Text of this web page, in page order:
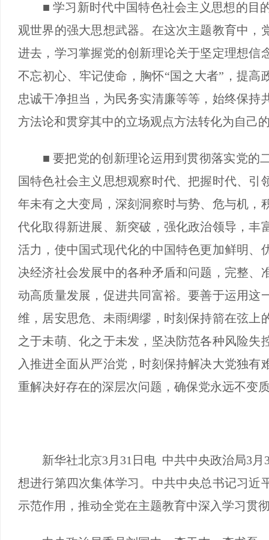
■ 学习新时代中国特色社会主义思想的目
观世界的强大思想武器。在这次主题教育中
进去，学习掌握党的创新理论关于坚定理想
不忘初心、牢记使命，胸怀“国之大者”，提
忠诚干净担当，为民务实清廉等等，始终保
方法论和贯穿其中的立场观点方法转化为自己
■ 要把党的创新理论运用到贯彻落实党的
国特色社会主义思想观察时代、把握时代、
年未有之大变局，深刻洞察时与势、危与机
代化取得新进展、新突破，强化政治领导，
活力，使中国式现代化的中国特色更加鲜明
决经济社会发展中的各种矛盾和问题，完整
动高质量发展，促进共同富裕。要善于运用
维，居安思危、未雨绸缪，时刻保持箭在弦
之于未萌、化之于未发，坚决防范各种风险
入推进全面从严治党，时刻保持解决大党独
重解决好存在的深层次问题，确保党永远不变
新华社北京3月31日电 中共中央政治局3月
想进行第四次集体学习。中共中央总书记习
示范作用，推动全党在主题教育中深入学习贯